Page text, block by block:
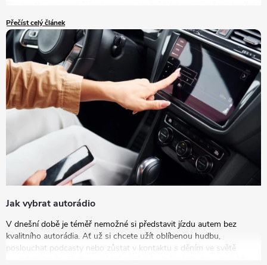
autorádia za nový model je tou správnou volbou.
Přečíst celý článek
Jak vybrat autorádio
V dnešní době je téměř nemožné si představit jízdu autem bez
kvalitního autorádia. Ať už si chcete užít oblíbenou hudbu,
poslouchat podcasty nebo zůstat v kontaktu s děním ve světě